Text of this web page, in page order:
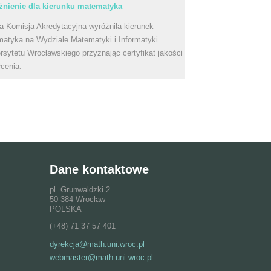
dla kierunku matematyka
Komisja Akredytacyjna wyróżniła kierunek
na Wydziale Matematyki i Informatyki
Wrocławskiego przyznając certyfikat jakości
Dane kontaktowe
pl. Grunwaldzki 2
50-384 Wrocław
POLSKA
(+48) 71 37 57 401
dyrekcja@math.uni.wroc.pl
webmaster@math.uni.wroc.pl